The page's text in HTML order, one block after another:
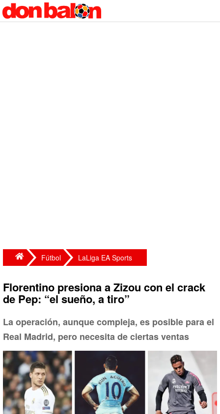
Fútbol LaLiga EA Sports
Florentino presiona a Zizou con el crack
de Pep: “el sueño, a tiro”
La operación, aunque compleja, es posible para el
Real Madrid, pero necesita de ciertas ventas